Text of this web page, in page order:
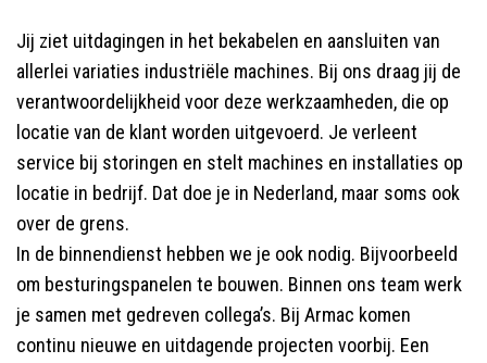
Jij ziet uitdagingen in het bekabelen en aansluiten van
allerlei variaties industriële machines. Bij ons draag jij de
verantwoordelijkheid voor deze werkzaamheden, die op
locatie van de klant worden uitgevoerd. Je verleent
service bij storingen en stelt machines en installaties op
locatie in bedrijf. Dat doe je in Nederland, maar soms ook
over de grens.
In de binnendienst hebben we je ook nodig. Bijvoorbeeld
om besturingspanelen te bouwen. Binnen ons team werk
je samen met gedreven collega’s. Bij Armac komen
continu nieuwe en uitdagende projecten voorbij. Een